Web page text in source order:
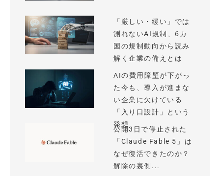
「厳しい・緩い」では
測れないAI規制、6カ
国の規制動向から読み
解く企業の備えとは
AIの費用障壁が下がっ
た今も、導入が進まな
い企業に欠けている
「入り口設計」という
発想
公開3日で停止された
「Claude Fable 5」は
なぜ復活できたのか？
解除の裏側...